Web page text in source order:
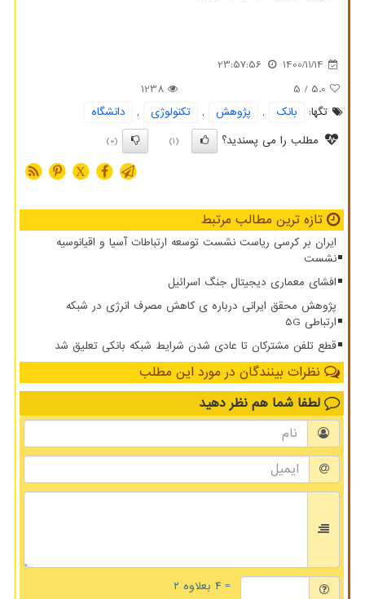
1400/11/14
23:57:56
5.0
/ 5
1238
تگها:
بانك , پژوهش , تكنولوژی ,
دانشگاه
مطلب را می پسندید؟
(1)
(0)
X
تازه ترین مطالب مرتبط
ایران بر کرسی ریاست نشست توسعه ارتباطات آسیا و اقیانوسیه
نشست
افشای معماری دیجیتال جنگ اسرائیل
پژوهش محقق ایرانی درباره ی کاهش مصرف انرژی در شبکه
ارتباطی 5G
قطع تلفن مشترکان تا عادی شدن شرایط شبکه بانکی تعلیق شد
نظرات بینندگان در مورد این مطلب
لطفا شما هم نظر دهید
= ۴ بعلاوه ۲